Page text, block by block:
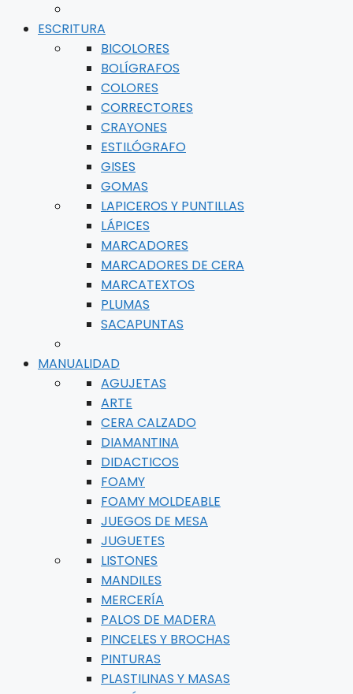
ESCRITURA
BICOLORES
BOLÍGRAFOS
COLORES
CORRECTORES
CRAYONES
ESTILÓGRAFO
GISES
GOMAS
LAPICEROS Y PUNTILLAS
LÁPICES
MARCADORES
MARCADORES DE CERA
MARCATEXTOS
PLUMAS
SACAPUNTAS
MANUALIDAD
AGUJETAS
ARTE
CERA CALZADO
DIAMANTINA
DIDACTICOS
FOAMY
FOAMY MOLDEABLE
JUEGOS DE MESA
JUGUETES
LISTONES
MANDILES
MERCERÍA
PALOS DE MADERA
PINCELES Y BROCHAS
PINTURAS
PLASTILINAS Y MASAS